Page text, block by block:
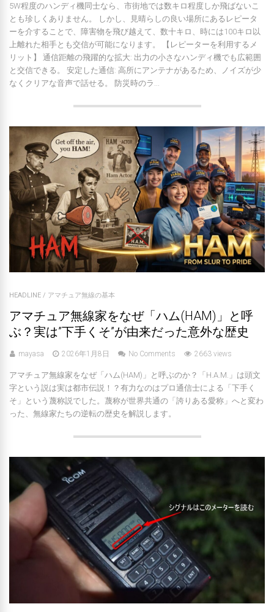
5W程度のハンディ機同士なら、市街地では数キロ程度しか飛ばないこ
とも珍しくありません。 しかし、見晴らしの良い場所にあるレピータ
ーを介することで、障害物を飛び越えて、数十キロ、時には100キロ以
上離れた相手とも交信が可能になります。 【レピーターを利用するメ
リット】 通信距離の飛躍的な拡大: 出力の小さなハンディ機でも広範囲
と交信できる。 安定した通信: 高所にアンテナがあるため、ノイズが少
なくクリアな音声で話せる。 防災時のラ...
HEADLINE / アマチュア無線の基本
アマチュア無線家をなぜ「ハム(HAM)」と呼
ぶ？実は”下手くそ”が由来だった意外な歴史
mayasa 2026年1月8日 No Comments 2663 views
アマチュア無線家をなぜ「ハム(HAM)」と呼ぶのか？「H.A.M.」は頭文
字という説は実は都市伝説！？有力なのはプロ通信士による「下手く
そ」という蔑称説でした。蔑称が世界共通の「誇りある愛称」へと変わ
った、無線家たちの逆転の歴史を解説します。